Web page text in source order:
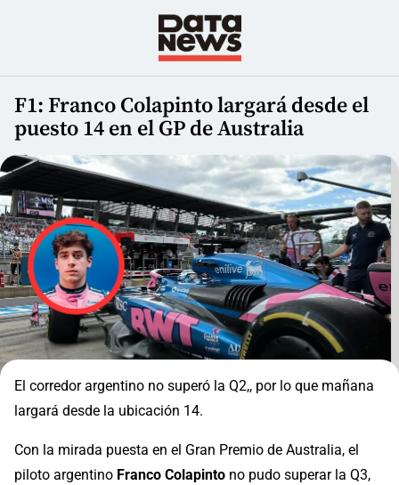
F1: Franco Colapinto largará desde el
puesto 14 en el GP de Australia
El corredor argentino no superó la Q2,, por lo que mañana
largará desde la ubicación 14.
Con la mirada puesta en el Gran Premio de Australia, el
piloto argentino Franco Colapinto no pudo superar la Q3,